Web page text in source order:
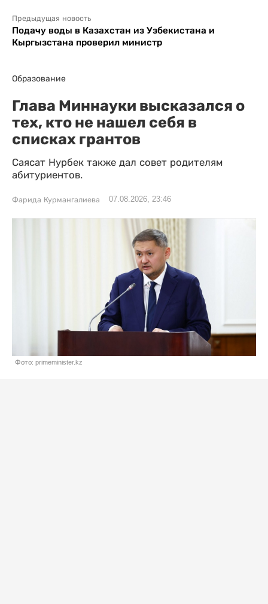
Предыдущая новость
Подачу воды в Казахстан из Узбекистана и
Кыргызстана проверил министр
Образование
Глава Миннауки высказался о
тех, кто не нашел себя в
списках грантов
Саясат Нурбек также дал совет родителям
абитуриентов.
Фарида Курмангалиева 07.08.2026, 23:46
Фото: primeminister.kz